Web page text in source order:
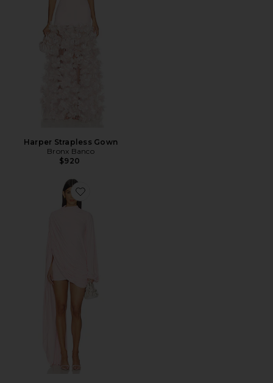
Harper Strapless Gown
Bronx Banco
$920
Favorite The Aeros Tina Dress